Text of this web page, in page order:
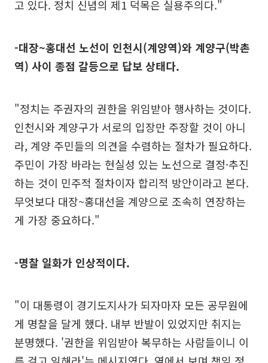
고 있다. 정치 신념의 제1 덕목은 실용주의다."
-대장~홍대선 노선이 인천시(계양역)와 계양구(박촌
역) 사이 종점 갈등으로 답보 상태다.
"정치는 주권자의 권한을 위임받아 행사하는 것이다.
인천시와 계양구가 서로의 입장만 주장할 것이 아니
라, 계양 주민들의 의견을 수렴하는 절차가 필요하다.
주민이 가장 바라는 현실성 있는 노선으로 결정·추진
하는 것이 민주적 절차이자 합리적 방안이라고 본다.
무엇보다 대장~홍대선을 계양으로 조속히 연장하는
게 가장 중요하다."
-명찰 일화가 인상적이다.
"이 대통령이 경기도지사가 되자마자 모든 공무원에
게 명찰을 달게 했다. 내부 반발이 있었지만 취지는
분명했다. '권한을 위임받아 복무하는 사람들이니 이